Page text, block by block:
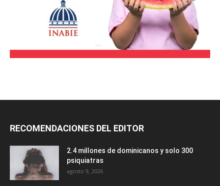
RECOMENDACIONES DEL EDITOR
2.4 millones de dominicanos y solo 300
psiquiatras
agosto 9, 2026